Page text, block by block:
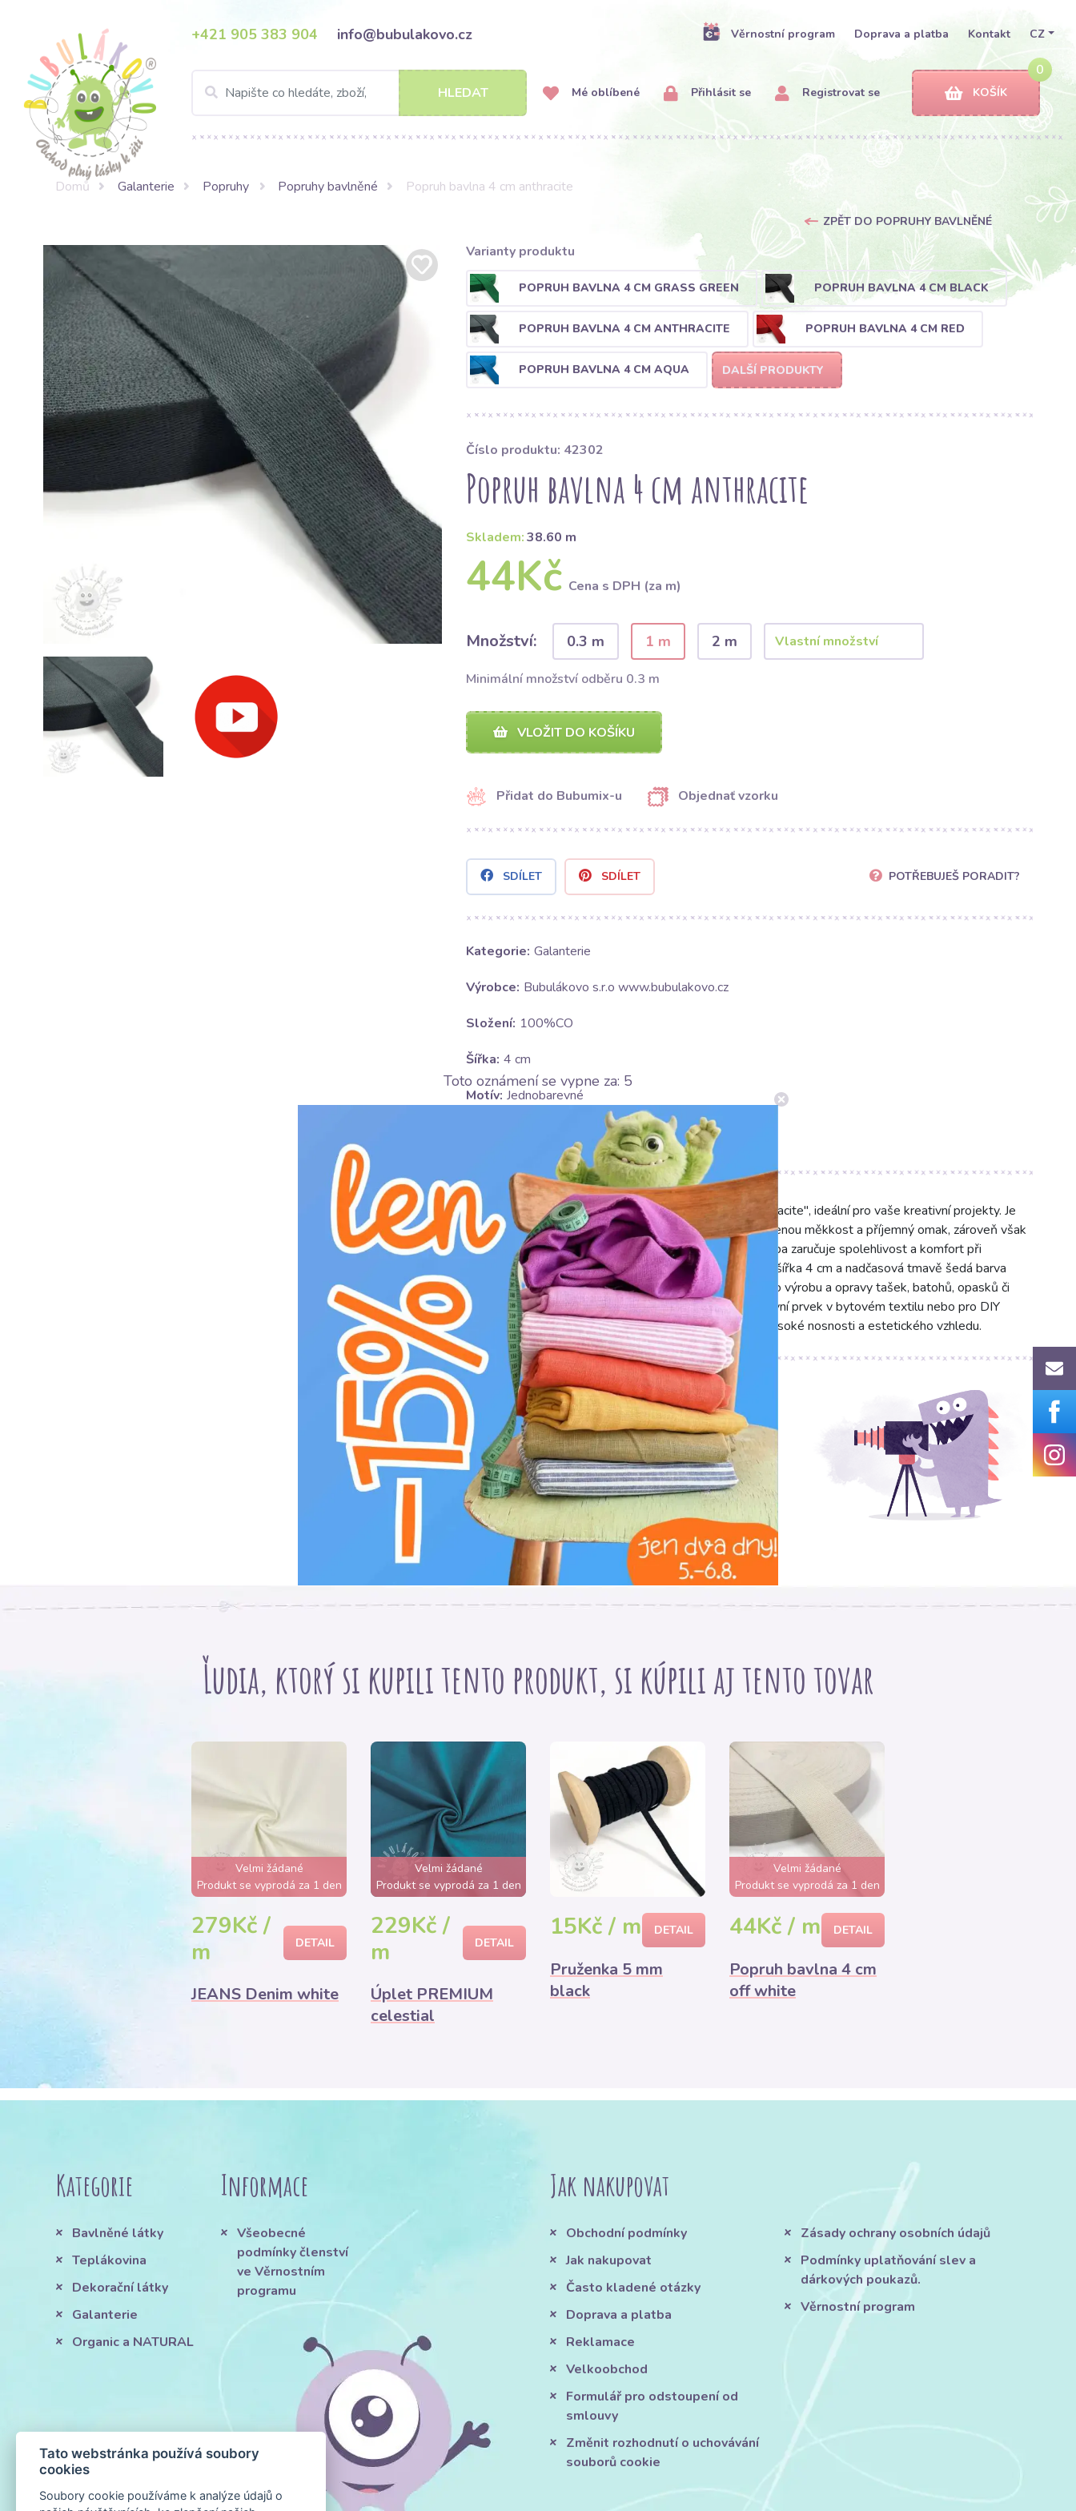
+421 905 383 904 info@bubulakovo.cz Věrnostní program Doprava a platba Kontakt CZ
HLEDAT Mé oblíbené Přihlásit se Registrovat se
0
KOŠÍK
Domů Galanterie Popruhy Popruhy bavlněné Popruh bavlna 4 cm anthracite
ZPĚT DO POPRUHY BAVLNĚNÉ
Varianty produktu
POPRUH BAVLNA 4 CM GRASS GREEN POPRUH BAVLNA 4 CM BLACK
POPRUH BAVLNA 4 CM ANTHRACITE POPRUH BAVLNA 4 CM RED
POPRUH BAVLNA 4 CM AQUA DALŠÍ PRODUKTY
Číslo produktu: 42302
Popruh bavlna 4 cm anthracite
Skladem:38.60 m
44Kč Cena s DPH (za m)
Množství: 0.3 m 1 m 2 m
Minimální množství odběru 0.3 m
VLOŽIT DO KOŠÍKU
Přidat do Bubumix-u Objednať vzorku
SDÍLET SDÍLET POTŘEBUJEŠ PORADIT?
Kategorie: Galanterie
Výrobce: Bubulákovo s.r.o www.bubulakovo.cz
Složení: 100%CO
Šířka: 4 cm
Motív: Jednobarevné
Objevte náš bavlněný popruh "Popruh bavlna 4 cm anthracite", ideální pro vaše kreativní projekty. Je
vyroben ze 100% čisté bavlny, což mu propůjčuje přirozenou měkkost a příjemný omak, zároveň však
zůstává dostatečně pevný a odolný. Hustá a kvalitní vazba zaručuje spolehlivost a komfort při
každodenní manipulaci s vašimi výrobky. Jeho univerzální šířka 4 cm a nadčasová tmavě šedá barva
(anthracite) umožňují široké využití. Perfektně se hodí pro výrobu a opravy tašek, batohů, opasků či
obojků pro domácí mazlíčky. Dále poslouží jako dekorativní prvek v bytovém textilu nebo pro DIY
projekty, kde se žádá kombinace přírodního materiálu, vysoké nosnosti a estetického vzhledu.
SEM NAHRAJTE FOTKU
A ZÍSKEJTE50 bodůdo věrnostního programu
PŘIHLASTE SE
Ľudia, ktorý si kupili tento produkt, si kúpili aj tento tovar
Velmi žádané
Produkt se vyprodá za 1 den
279Kč /
m
DETAIL
JEANS Denim white
Velmi žádané
Produkt se vyprodá za 1 den
229Kč /
m
DETAIL
Úplet PREMIUM
celestial
15Kč / m DETAIL
Pruženka 5 mm
black
Velmi žádané
Produkt se vyprodá za 1 den
44Kč / m DETAIL
Popruh bavlna 4 cm
off white
Kategorie
Bavlněné látky
Teplákovina
Dekorační látky
Galanterie
Organic a NATURAL
Informace
Všeobecné
podmínky členství
ve Věrnostním
programu
Jak nakupovat
Obchodní podmínky
Jak nakupovat
Často kladené otázky
Doprava a platba
Reklamace
Velkoobchod
Formulář pro odstoupení od
smlouvy
Změnit rozhodnutí o uchovávání
souborů cookie
Zásady ochrany osobních údajů
Podmínky uplatňování slev a
dárkových poukazů.
Věrnostní program
Toto oznámení se vypne za: 4
Tato webstránka používá soubory
cookies
Soubory cookie používáme k analýze údajů o